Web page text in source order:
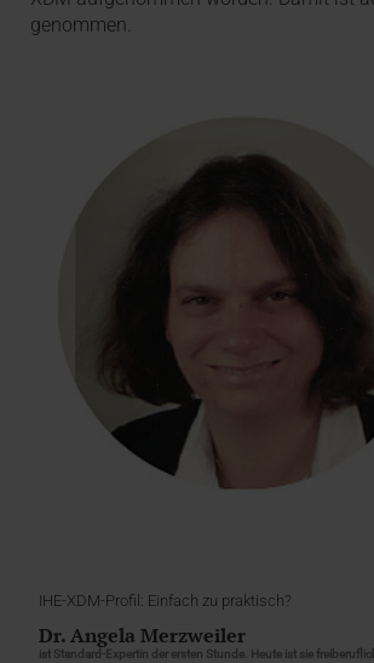
genommen.
IHE-XDM-Profil: Einfach zu praktisch?
Dr. Angela Merzweiler
ist Standard-Expertin der ersten Stunde. Heute ist sie